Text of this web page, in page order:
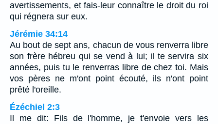
avertissements, et fais-leur connaître le droit du roi
qui régnera sur eux.
Jérémie 34:14
Au bout de sept ans, chacun de vous renverra libre
son frère hébreu qui se vend à lui; il te servira six
années, puis tu le renverras libre de chez toi. Mais
vos pères ne m'ont point écouté, ils n'ont point
prêté l'oreille.
Ézéchiel 2:3
Il me dit: Fils de l'homme, je t'envoie vers les